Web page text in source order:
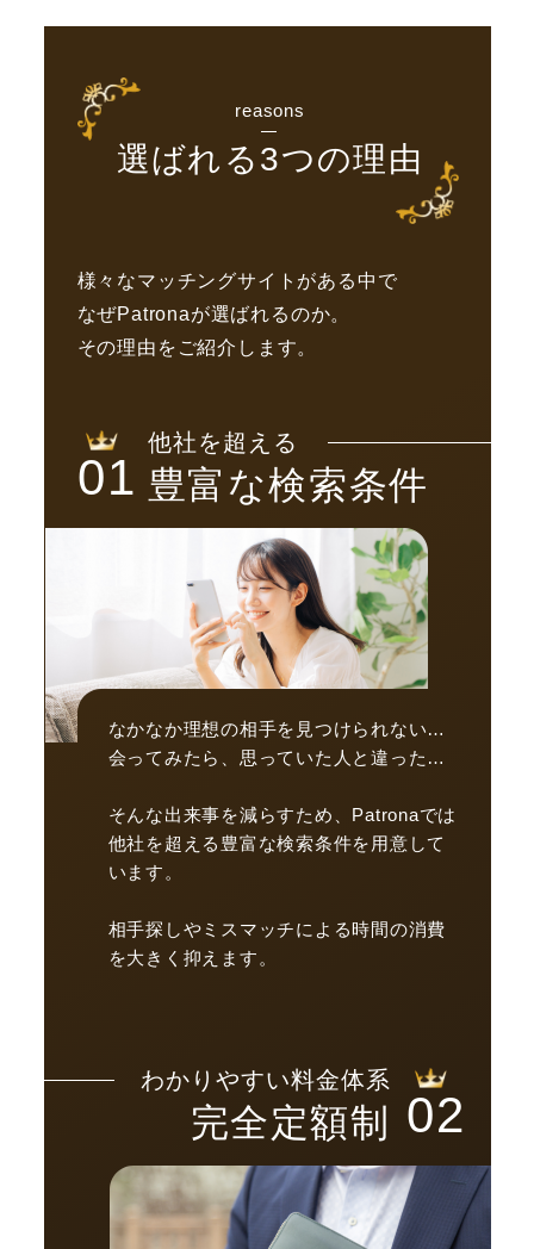
選ばれる3つの理由
reasons
様々なマッチングサイトがある中で
なぜPatronaが選ばれるのか。
その理由をご紹介します。
他社を超える
豊富な検索条件
01
なかなか理想の相手を見つけられない…
会ってみたら、思っていた人と違った…
そんな出来事を減らすため、Patronaでは
他社を超える豊富な検索条件を用意して
います。
相手探しやミスマッチによる時間の消費
を大きく抑えます。
わかりやすい料金体系
完全定額制 02